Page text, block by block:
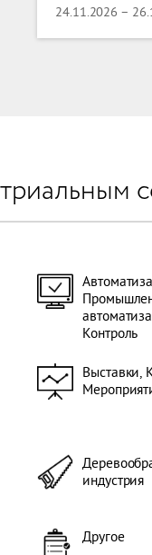
Технический
24.11.2026 –
Контроль
Выставки,
индустрия
Другое